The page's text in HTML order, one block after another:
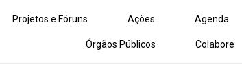
Projetos e Fóruns Ações Agenda
Órgãos Públicos Colabore